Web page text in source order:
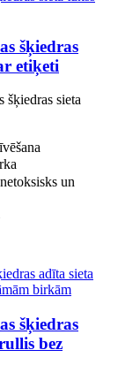
šķiedras
etiķeti
šķiedras sieta
un
šķiedras
bez